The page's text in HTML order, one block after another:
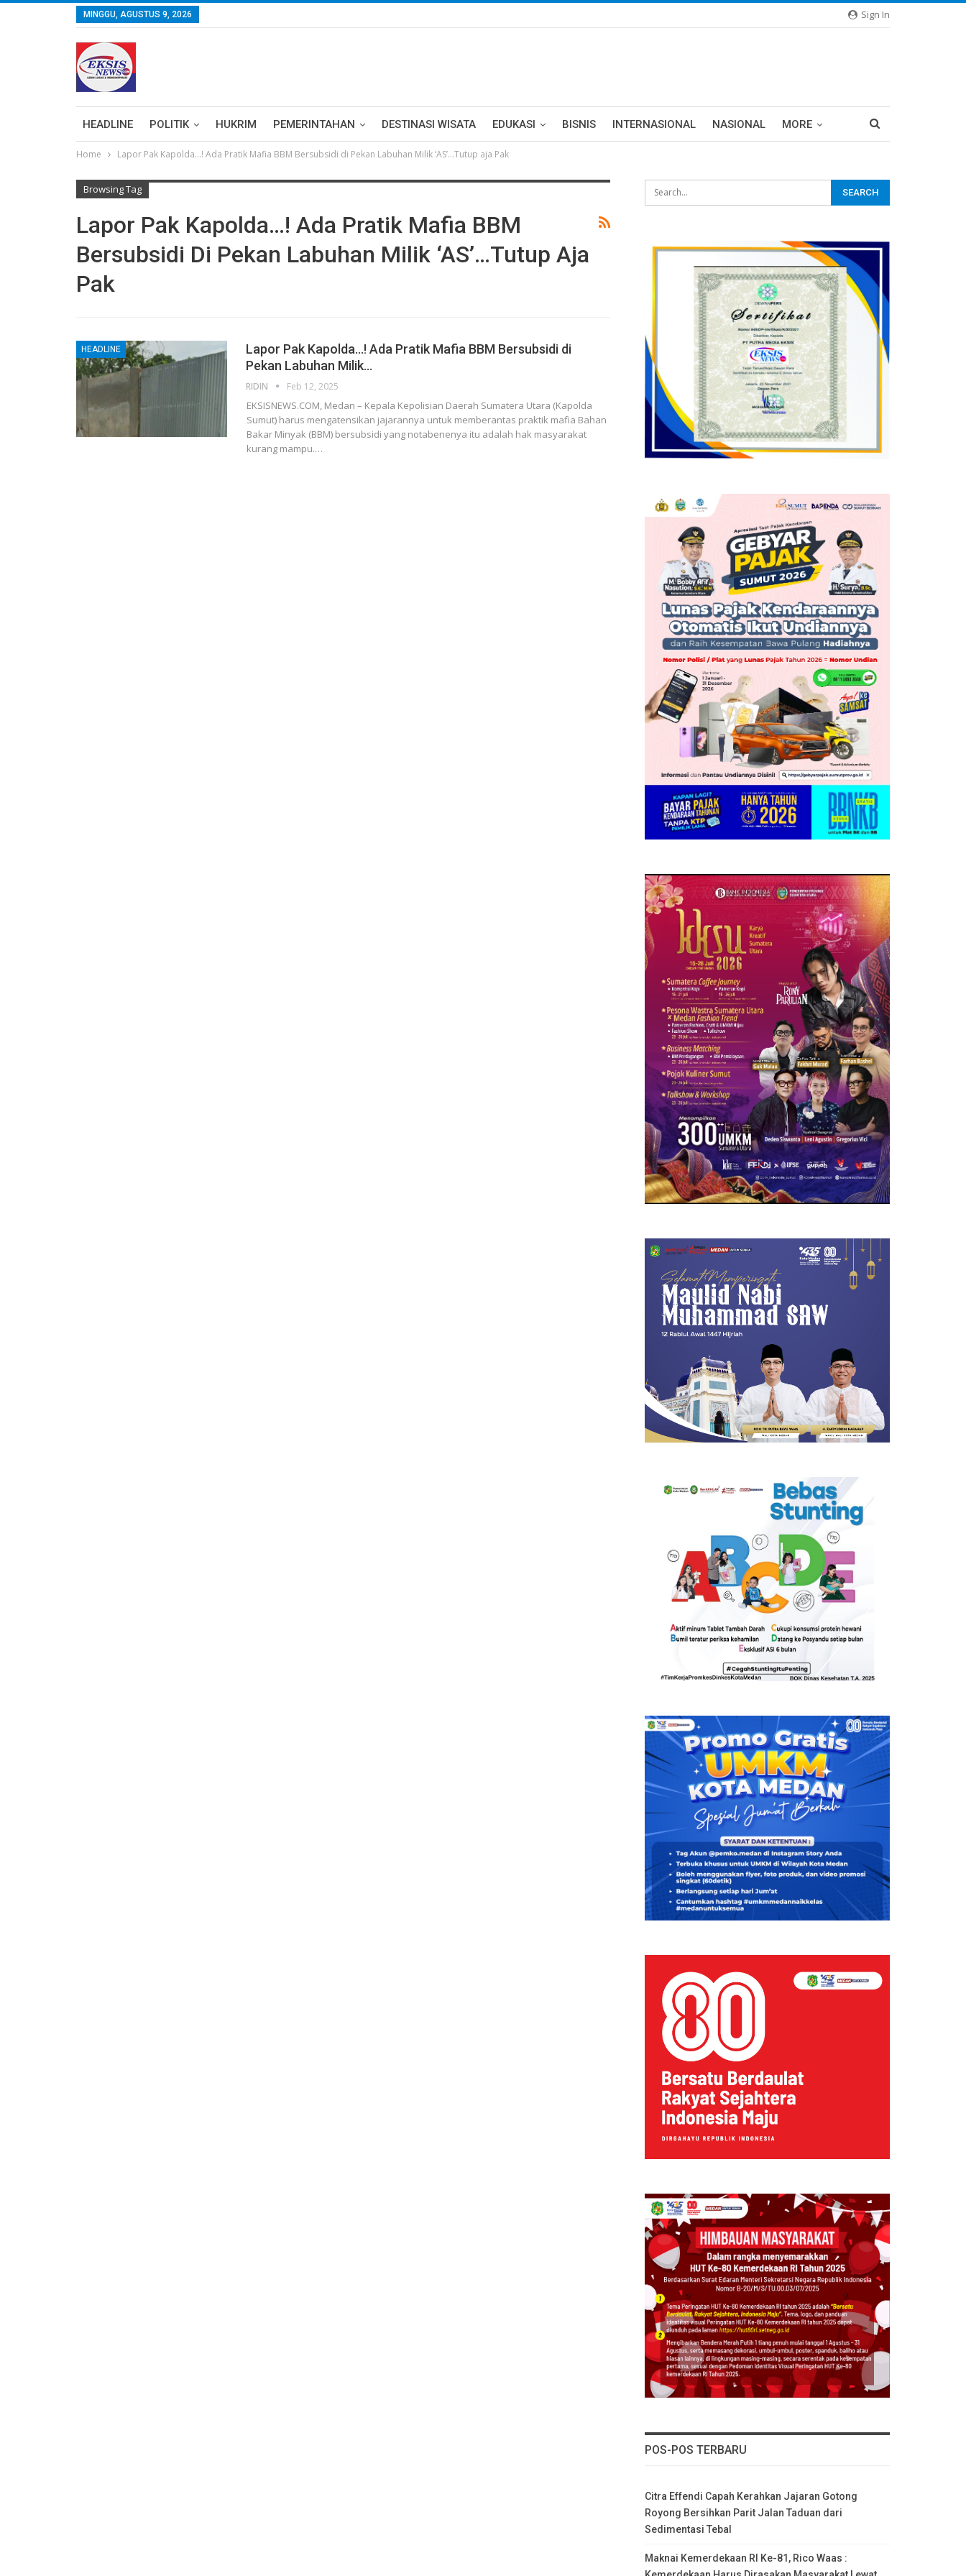
Sign In
MINGGU, AGUSTUS 9, 2026
HEADLINE POLITIK HUKRIM PEMERINTAHAN DESTINASI WISATA EDUKASI BISNIS INTERNASIONAL NASIONAL MORE
Home Lapor Pak Kapolda…! Ada Pratik Mafia BBM Bersubsidi di Pekan Labuhan Milik ‘AS’…Tutup aja Pak
Browsing Tag
Lapor Pak Kapolda…! Ada Pratik Mafia BBM
Bersubsidi Di Pekan Labuhan Milik ‘AS’…Tutup Aja
Pak
HEADLINE
Lapor Pak Kapolda…! Ada Pratik Mafia BBM Bersubsidi di
Pekan Labuhan Milik…
RIDIN Feb 12, 2025
EKSISNEWS.COM, Medan – Kepala Kepolisian Daerah Sumatera Utara (Kapolda
Sumut) harus mengatensikan jajarannya untuk memberantas praktik mafia Bahan
Bakar Minyak (BBM) bersubsidi yang notabenenya itu adalah hak masyarakat
kurang mampu.…
POS-POS TERBARU
Citra Effendi Capah Kerahkan Jajaran Gotong
Royong Bersihkan Parit Jalan Taduan dari
Sedimentasi Tebal
Maknai Kemerdekaan RI Ke-81, Rico Waas :